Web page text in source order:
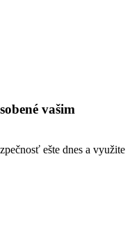
vašim
ešte dnes a využite